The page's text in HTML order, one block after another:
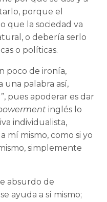
porque el
que la sociedad va
o debería serlo
o políticas.
poco de ironía,
una palabra así,
pues apoderar es dar
inglés lo
individualista,
mí mismo, como si yo
simplemente
absurdo de
ayuda a sí mismo;